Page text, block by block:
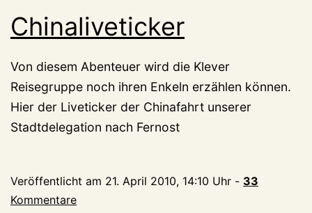
Chinaliveticker
Von diesem Abenteuer wird die Klever
Reisegruppe noch ihren Enkeln erzählen können.
Hier der Liveticker der Chinafahrt unserer
Stadtdelegation nach Fernost
Veröffentlicht am 21. April 2010, 14:10 Uhr - 33
Kommentare